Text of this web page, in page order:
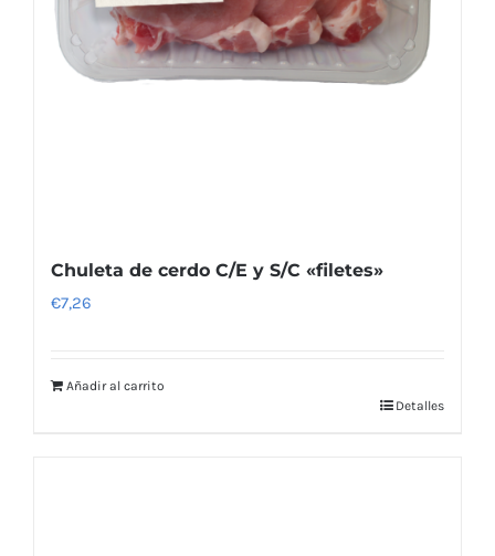
Chuleta de cerdo C/E y S/C «filetes»
€7,26
Añadir al carrito
Detalles